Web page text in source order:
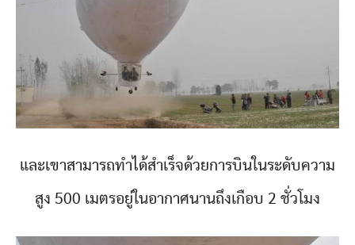
และเขาสามารถทำได้สำเร็จด้วยการบินในระดับความ
สูง 500 เมตรอยู่ในอากาศนานถึงเกือบ 2 ชั่วโมง